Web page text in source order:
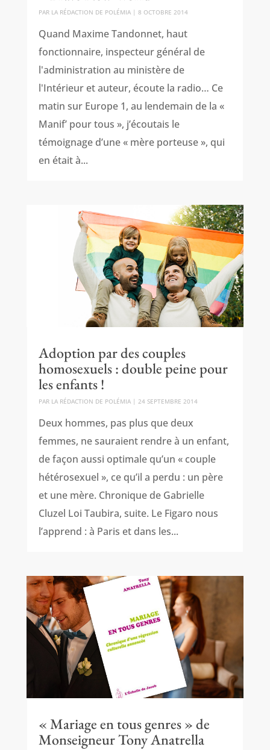
PAR LA RÉDACTION DE POLÉMIA| 8 OCTOBRE 2014
Quand Maxime Tandonnet, haut
fonctionnaire, inspecteur général de
l'administration au ministère de
l'Intérieur et auteur, écoute la radio… Ce
matin sur Europe 1, au lendemain de la «
Manif’ pour tous », j’écoutais le
témoignage d’une « mère porteuse », qui
en était à...
Adoption par des couples
homosexuels : double peine pour
les enfants !
PAR LA RÉDACTION DE POLÉMIA| 24 SEPTEMBRE 2014
Deux hommes, pas plus que deux
femmes, ne sauraient rendre à un enfant,
de façon aussi optimale qu’un « couple
hétérosexuel », ce qu’il a perdu : un père
et une mère. Chronique de Gabrielle
Cluzel Loi Taubira, suite. Le Figaro nous
l’apprend : à Paris et dans les...
« Mariage en tous genres » de
Monseigneur Tony Anatrella